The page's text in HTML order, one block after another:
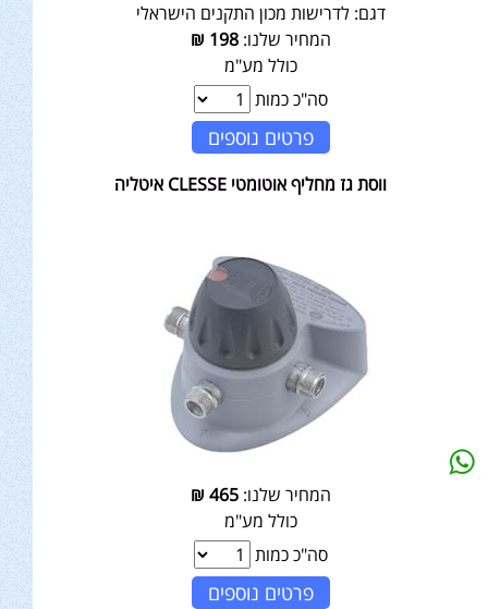
דגם: לדרישות מכון התקנים הישראלי
המחיר שלנו:198
₪
כולל מע"מ
סה"כ כמות
פרטים נוספים
ווסת גז מחליף אוטומטי CLESSE איטליה
המחיר שלנו:465
₪
כולל מע"מ
סה"כ כמות
פרטים נוספים